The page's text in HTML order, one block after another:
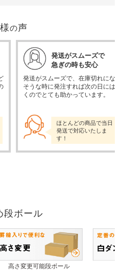
の声
発送がスムーズで
急ぎの時も安心
発送がスムーズで、在庫切れにな
そうな時に発注すれば次の日には
くのでとても助かっています。
ほとんどの商品で当日
発送で対応いたしま
す！
段ボール
高さ変更可能段ボール